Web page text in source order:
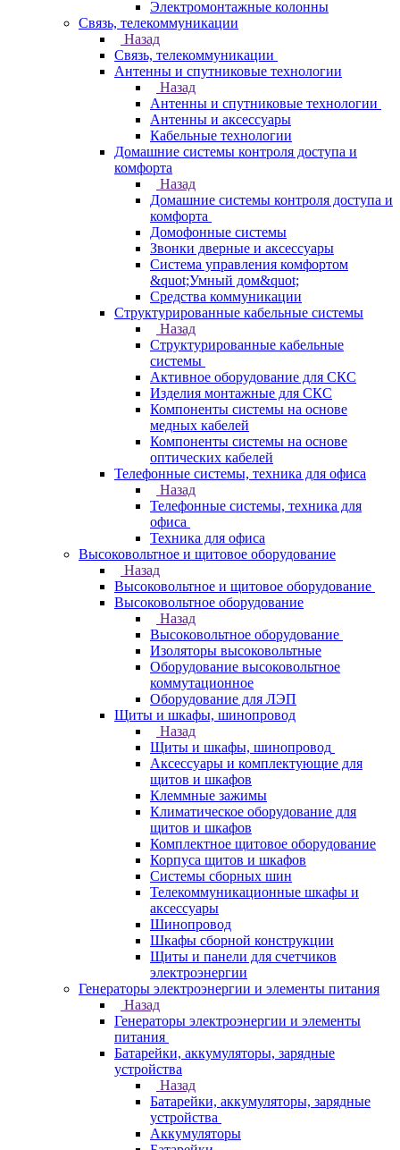
Электромонтажные колонны
Связь, телекоммуникации
Назад
Связь, телекоммуникации
Антенны и спутниковые технологии
Назад
Антенны и спутниковые технологии
Антенны и аксессуары
Кабельные технологии
Домашние системы контроля доступа и
комфорта
Назад
Домашние системы контроля доступа и
комфорта
Домофонные системы
Звонки дверные и аксессуары
Система управления комфортом
&quot;Умный дом&quot;
Средства коммуникации
Структурированные кабельные системы
Назад
Структурированные кабельные
системы
Активное оборудование для СКС
Изделия монтажные для СКС
Компоненты системы на основе
медных кабелей
Компоненты системы на основе
оптических кабелей
Телефонные системы, техника для офиса
Назад
Телефонные системы, техника для
офиса
Техника для офиса
Высоковольтное и щитовое оборудование
Назад
Высоковольтное и щитовое оборудование
Высоковольтное оборудование
Назад
Высоковольтное оборудование
Изоляторы высоковольтные
Оборудование высоковольтное
коммутационное
Оборудование для ЛЭП
Щиты и шкафы, шинопровод
Назад
Щиты и шкафы, шинопровод
Аксессуары и комплектующие для
щитов и шкафов
Клеммные зажимы
Климатическое оборудование для
щитов и шкафов
Комплектное щитовое оборудование
Корпуса щитов и шкафов
Системы сборных шин
Телекоммуникационные шкафы и
аксессуары
Шинопровод
Шкафы сборной конструкции
Щиты и панели для счетчиков
электроэнергии
Генераторы электроэнергии и элементы питания
Назад
Генераторы электроэнергии и элементы
питания
Батарейки, аккумуляторы, зарядные
устройства
Назад
Батарейки, аккумуляторы, зарядные
устройства
Аккумуляторы